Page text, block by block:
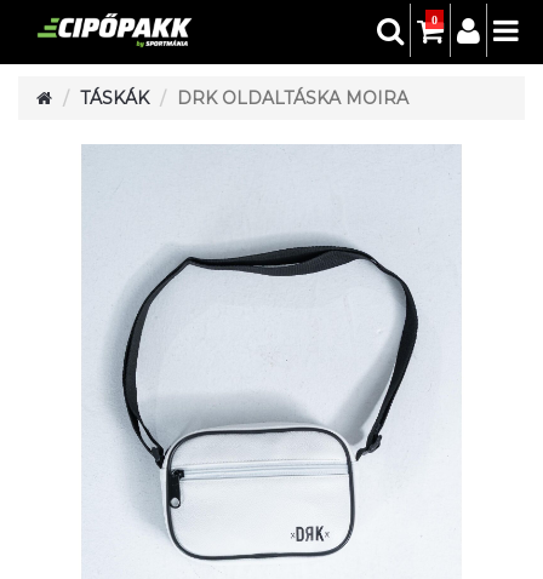
0
TÁSKÁK DRK OLDALTÁSKA MOIRA